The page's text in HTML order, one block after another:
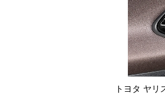
トヨタ ヤリ